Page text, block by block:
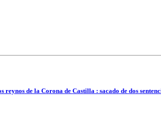
de la Corona de Castilla : sacado de dos